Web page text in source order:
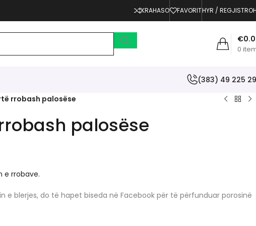
KRAHASO FAVORITHYR /
0
€
(383) 49 225
rrobash palosëse
palosëse
e rrobave.
e blerjes, do të hapet biseda në Facebook për të përfunduar porosinë